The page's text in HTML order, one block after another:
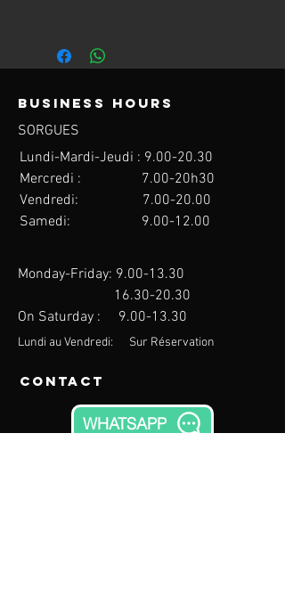
Business hours
SORGUES
Lundi-Mardi-Jeudi : 9.00-20.30
Mercredi : 7.00-20h30
Vendredi: 7.00-20.00
Samedi: 9.00-12.00
Monday-Friday: 9.00-13.30
16.30-20.30
On Saturday :
9.00-13.30
Lundi au Vendredi: Sur Réservation
Contact
WHATSAPP